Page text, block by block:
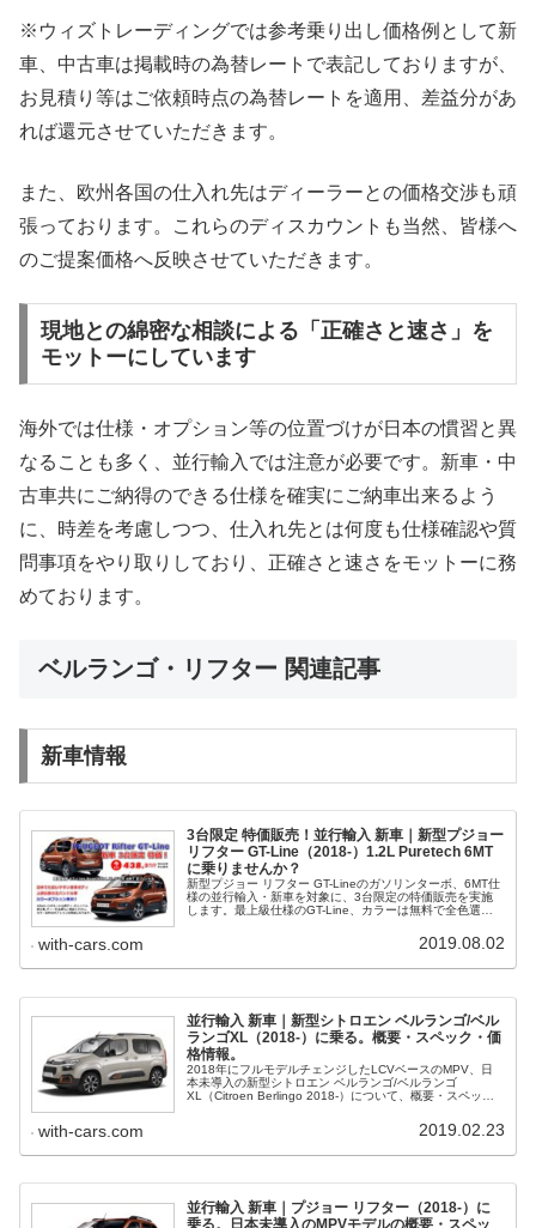
※ウィズトレーディングでは参考乗り出し価格例として新
車、中古車は掲載時の為替レートで表記しておりますが、
お見積り等はご依頼時点の為替レートを適用、差益分があ
れば還元させていただきます。
また、欧州各国の仕入れ先はディーラーとの価格交渉も頑
張っております。これらのディスカウントも当然、皆様へ
のご提案価格へ反映させていただきます。
現地との綿密な相談による「正確さと速さ」を
モットーにしています
海外では仕様・オプション等の位置づけが日本の慣習と異
なることも多く、並行輸入では注意が必要です。新車・中
古車共にご納得のできる仕様を確実にご納車出来るよう
に、時差を考慮しつつ、仕入れ先とは何度も仕様確認や質
問事項をやり取りしており、正確さと速さをモットーに務
めております。
ベルランゴ・リフター 関連記事
新車情報
3台限定 特価販売！並行輸入 新車｜新型プジョー
リフター GT-Line（2018-）1.2L Puretech 6MT
に乗りませんか？
新型プジョー リフター GT-Lineのガソリンターボ、6MT仕
様の並行輸入・新車を対象に、3台限定の特価販売を実施
します。最上級仕様のGT-Line、カラーは無料で全色選べ
with-cars.com 2019.08.02
並行輸入 新車｜新型シトロエン ベルランゴ/ベル
ランゴXL（2018-）に乗る。概要・スペック・価
格情報。
2018年にフルモデルチェンジしたLCVベースのMPV、日
本未導入の新型シトロエン ベルランゴ/ベルランゴ
XL（Citroen Berlingo 2018-）について、概要・スペッ
with-cars.com 2019.02.23
並行輸入 新車｜プジョー リフター（2018-）に
乗る。日本未導入のMPVモデルの概要・スペッ